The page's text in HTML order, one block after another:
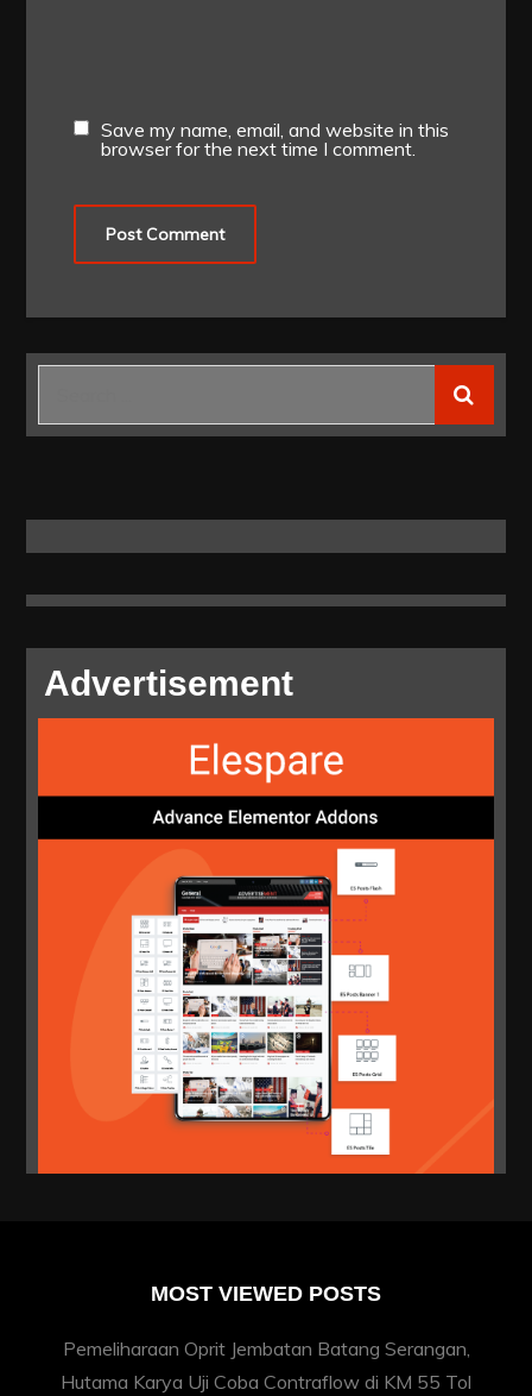
Save my name, email, and website in this
browser for the next time I comment.
Advertisement
MOST VIEWED POSTS
Pemeliharaan Oprit Jembatan Batang Serangan,
Hutama Karya Uji Coba Contraflow di KM 55 Tol